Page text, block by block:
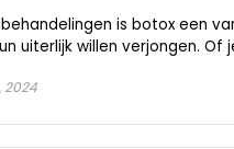
is botox een
uiterlijk willen verjongen. Of
2024